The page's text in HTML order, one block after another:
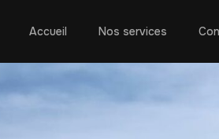
Accueil Nos services